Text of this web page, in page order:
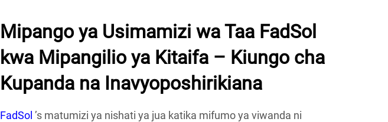
Mipango ya Usimamizi wa Taa FadSol
kwa Mipangilio ya Kitaifa – Kiungo cha
Kupanda na Inavyoposhirikiana
FadSol ’s matumizi ya nishati ya jua katika mifumo ya viwanda ni